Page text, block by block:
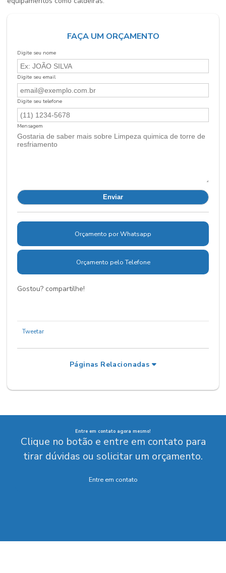
FAÇA UM ORÇAMENTO
Digite seu nome
Digite seu email
Digite seu telefone
Mensagem
Orçamento por Whatsapp
Orçamento pelo Telefone
Gostou? compartilhe!
Tweetar
Páginas Relacionadas
Entre em contato agora mesmo!
Clique no botão e entre em contato para
tirar dúvidas ou solicitar um orçamento.
Entre em contato